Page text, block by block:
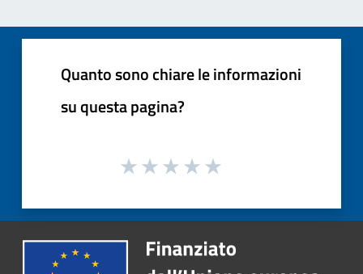
Quanto sono chiare le informazioni
su questa pagina?